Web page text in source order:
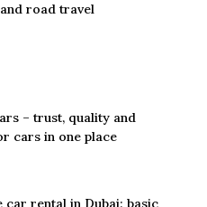
road travel
– trust, quality and
cars in one place
car rental in Dubai: basic